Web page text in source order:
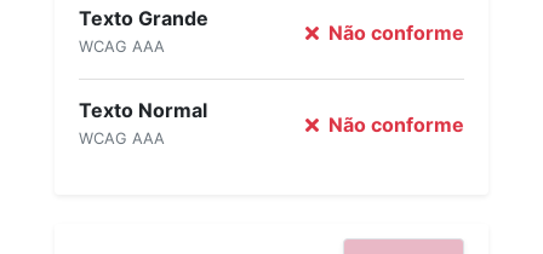
Texto Grande
WCAG AAA
Não conforme
Texto Normal
WCAG AAA
Não conforme